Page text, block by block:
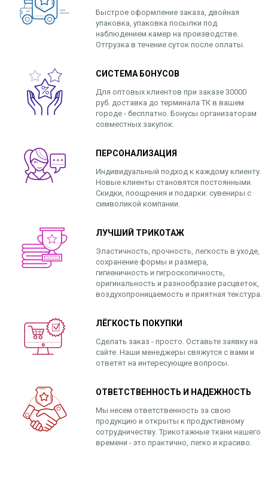
Быстрое оформление заказа, двойная
упаковка, упаковка посылки под
наблюдением камер на производстве.
Отгрузка в течение суток после оплаты.
СИСТЕМА БОНУСОВ
Для оптовых клиентов при заказе 30000
руб. доставка до терминала ТК в вашем
городе - бесплатно. Бонусы организаторам
совместных закупок.
ПЕРСОНАЛИЗАЦИЯ
Индивидуальный подход к каждому клиенту.
Новые клиенты становятся постоянными.
Скидки, поощрения и подарки: сувениры с
символикой компании.
ЛУЧШИЙ ТРИКОТАЖ
Эластичность, прочность, легкость в уходе,
сохранение формы и размера,
гигиеничность и гигроскопичность,
оригинальность и разнообразие расцветок,
воздухопроницаемость и приятная текстура.
ЛЁГКОСТЬ ПОКУПКИ
Сделать заказ - просто. Оставьте заявку на
сайте. Наши менеджеры свяжутся с вами и
ответят на интересующие вопросы.
ОТВЕТСТВЕННОСТЬ И НАДЕЖНОСТЬ
Мы несем ответственность за свою
продукцию и открыты к продуктивному
сотрудничеству. Трикотажные ткани нашего
времени - это практично, легко и красиво.